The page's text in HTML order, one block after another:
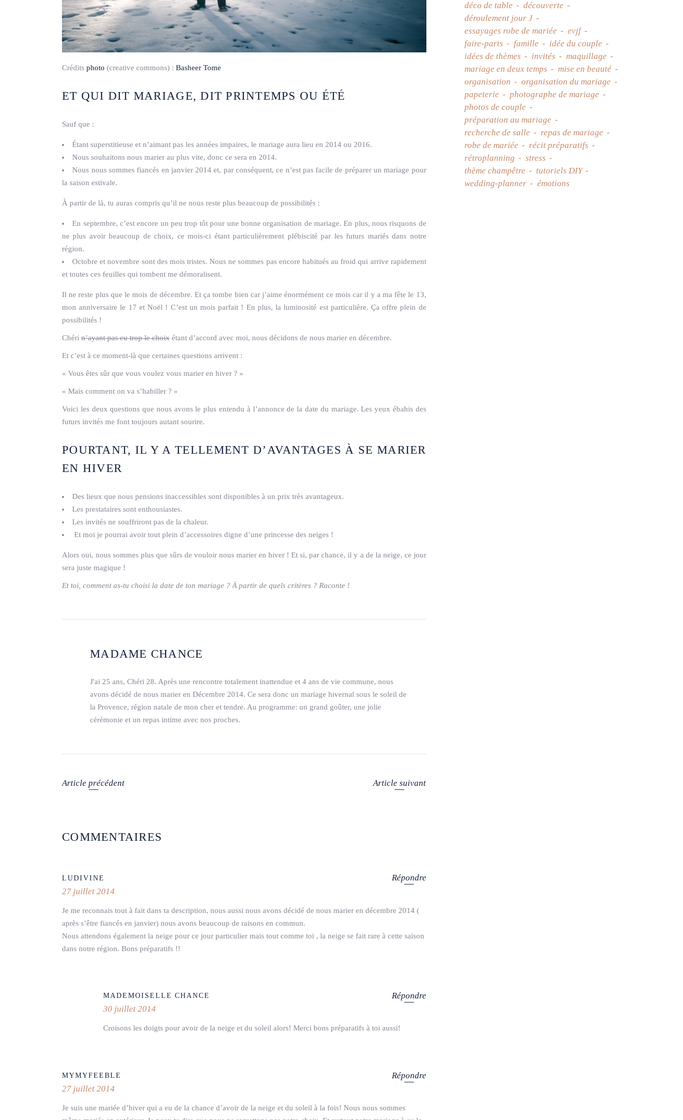
Crédits photo (creative commons) : Basheer Tome
ET QUI DIT MARIAGE, DIT PRINTEMPS OU ÉTÉ
Sauf que :
Étant superstitieuse et n’aimant pas les années impaires, le mariage aura lieu en 2014 ou 2016.
Nous souhaitons nous marier au plus vite, donc ce sera en 2014.
Nous nous sommes fiancés en janvier 2014 et, par conséquent, ce n’est pas facile de préparer un mariage pour
la saison estivale.
À partir de là, tu auras compris qu’il ne nous reste plus beaucoup de possibilités :
En septembre, c’est encore un peu trop tôt pour une bonne organisation de mariage. En plus, nous risquons de
ne plus avoir beaucoup de choix, ce mois-ci étant particulièrement plébiscité par les futurs mariés dans notre
région.
Octobre et novembre sont des mois tristes. Nous ne sommes pas encore habitués au froid qui arrive rapidement
et toutes ces feuilles qui tombent me démoralisent.
Il ne reste plus que le mois de décembre. Et ça tombe bien car j’aime énormément ce mois car il y a ma fête le 13,
mon anniversaire le 17 et Noël ! C’est un mois parfait ! En plus, la luminosité est particulière. Ça offre plein de
possibilités !
Chéri n’ayant pas eu trop le choix étant d’accord avec moi, nous décidons de nous marier en décembre.
Et c’est à ce moment-là que certaines questions arrivent :
« Vous êtes sûr que vous voulez vous marier en hiver ? »
« Mais comment on va s’habiller ? »
Voici les deux questions que nous avons le plus entendu à l’annonce de la date du mariage. Les yeux ébahis des
futurs invités me font toujours autant sourire.
POURTANT, IL Y A TELLEMENT D’AVANTAGES À SE MARIER
EN HIVER
Des lieux que nous pensions inaccessibles sont disponibles à un prix très avantageux.
Les prestataires sont enthousiastes.
Les invités ne souffriront pas de la chaleur.
Et moi je pourrai avoir tout plein d’accessoires digne d’une princesse des neiges !
Alors oui, nous sommes plus que sûrs de vouloir nous marier en hiver ! Et si, par chance, il y a de la neige, ce jour
sera juste magique !
Et toi, comment as-tu choisi la date de ton mariage ? À partir de quels critères ? Raconte !
MADAME CHANCE
J'ai 25 ans, Chéri 28. Après une rencontre totalement inattendue et 4 ans de vie commune, nous
avons décidé de nous marier en Décembre 2014. Ce sera donc un mariage hivernal sous le soleil de
la Provence, région natale de mon cher et tendre. Au programme: un grand goûter, une jolie
cérémonie et un repas intime avec nos proches.
Article précédent Article suivant
COMMENTAIRES
LUDIVINE
Répondre
27 juillet 2014
Je me reconnais tout à fait dans ta description, nous aussi nous avons décidé de nous marier en décembre 2014 (
après s’être fiancés en janvier) nous avons beaucoup de raisons en commun.
Nous attendons également la neige pour ce jour particulier mais tout comme toi , la neige se fait rare à cette saison
dans notre région. Bons préparatifs !!
MADEMOISELLE CHANCE
Répondre
30 juillet 2014
Croisons les doigts pour avoir de la neige et du soleil alors! Merci bons préparatifs à toi aussi!
MYMYFEEBLE
Répondre
27 juillet 2014
Je suis une mariée d’hiver qui a eu de la chance d’avoir de la neige et du soleil à la fois! Nous nous sommes
déco de table
découverte
déroulement jour J
essayages robe de mariée
evjf
faire-parts
famille
idée du couple
idées de thèmes
invités
maquillage
mariage en deux temps
mise en beauté
organisation
organisation du mariage
papeterie
photographe de mariage
photos de couple
préparation au mariage
recherche de salle
repas de mariage
robe de mariée
récit préparatifs
rétroplanning
stress
thème champêtre
tutoriels DIY
wedding-planner
émotions